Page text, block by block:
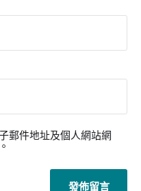
郵件地址及個人網站網